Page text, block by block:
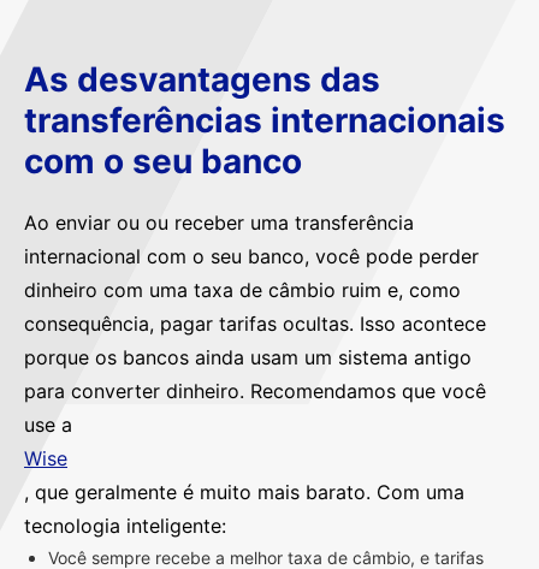
As desvantagens das
transferências internacionais
com o seu banco
Ao enviar ou ou receber uma transferência
internacional com o seu banco, você pode perder
dinheiro com uma taxa de câmbio ruim e, como
consequência, pagar tarifas ocultas. Isso acontece
porque os bancos ainda usam um sistema antigo
para converter dinheiro. Recomendamos que você
use a
Wise
, que geralmente é muito mais barato. Com uma
tecnologia inteligente:
Você sempre recebe a melhor taxa de câmbio, e tarifas